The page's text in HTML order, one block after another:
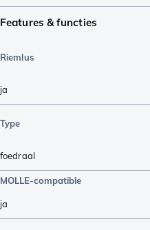
Features & functies
Riemlus
ja
Type
foedraal
MOLLE-compatible
ja